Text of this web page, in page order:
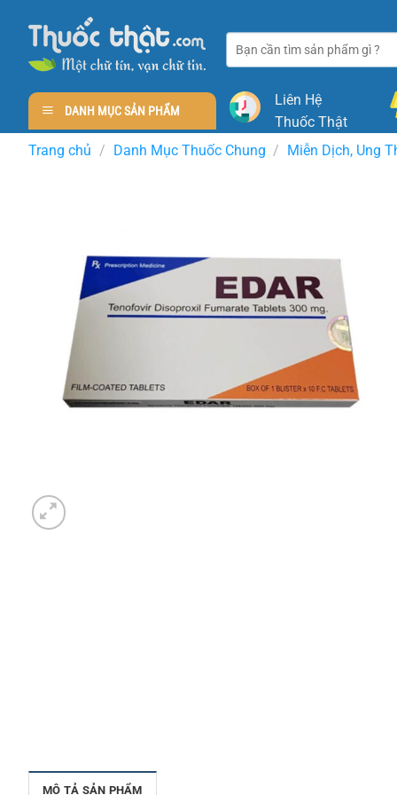
content
kiếm:
DANH MỤC SẢN PHẨM
Liên Hệ
Thuốc Thật
Trang chủ / Danh Mục Thuốc Chung / Miễn Dịch, Ung
MÔ TẢ SẢN PHẨM